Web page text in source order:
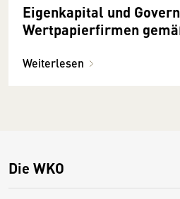
Eigenkapital und
Wertpapierfirmen
Weiterlesen
Die WKO